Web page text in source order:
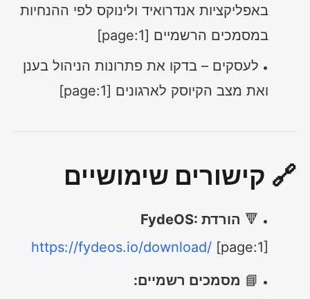
באפליקציות אנדרואיד ולינוקס לפי ההנחיות
במסמכים הרשמיים [page:1]
לעסקים – בדקו את פתרונות הניהול בענן
ואת מצב הקיוסק לארגונים [page:1]
🔗 קישורים שימושיים
🔻 הורדת FydeOS:
https://fydeos.io/download/ [page:1]
📘 מסמכים רשמיים: